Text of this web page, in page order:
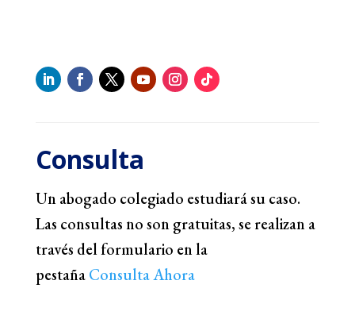
Consulta
Un abogado colegiado estudiará su caso.
Las consultas no son gratuitas, se realizan a
través del formulario en la
pestañaConsulta Ahora